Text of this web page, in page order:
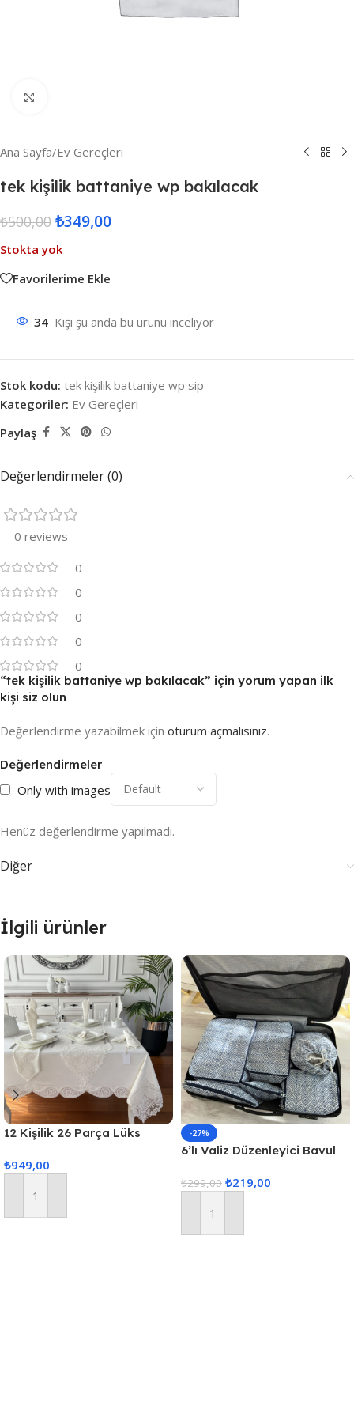
Ana Sayfa/Ev Gereçleri
tek kişilik battaniye wp bakılacak
₺500,00 ₺349,00
Stokta yok
Favorilerime Ekle
34 Kişi şu anda bu ürünü inceliyor
Stok kodu: tek kişilik battaniye wp sip
Kategoriler: Ev Gereçleri
Paylaş
Değerlendirmeler (0)
0 reviews
0
0
0
0
0
Değerlendirmeler
Only with images
Henüz değerlendirme yapılmadı.
“tek kişilik battaniye wp bakılacak” için yorum yapan ilk
kişi siz olun
Değerlendirme yazabilmek için oturum açmalısınız.
Diğer
İlgili ürünler
12 Kişilik 26 Parça Lüks
Masa Örtüsü Seti
₺949,00
Sepete Ekle
-27%
6’lı Valiz Düzenleyici Bavul
Hurcu
₺299,00 ₺219,00
Sepete Ekle